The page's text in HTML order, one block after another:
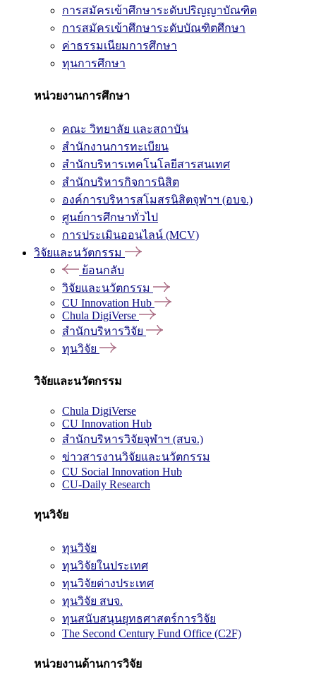
การสมัครเข้าศึกษาระดับปริญญาบัณฑิต
การสมัครเข้าศึกษาระดับบัณฑิตศึกษา
ค่าธรรมเนียมการศึกษา
ทุนการศึกษา
หน่วยงานการศึกษา
คณะ วิทยาลัย และสถาบัน
สำนักงานการทะเบียน
สำนักบริหารเทคโนโลยีสารสนเทศ
สำนักบริหารกิจการนิสิต
องค์การบริหารสโมสรนิสิตจุฬาฯ (อบจ.)
ศูนย์การศึกษาทั่วไป
การประเมินออนไลน์ (MCV)
วิจัยและนวัตกรรม
ย้อนกลับ
วิจัยและนวัตกรรม
CU Innovation Hub
Chula DigiVerse
สำนักบริหารวิจัย
ทุนวิจัย
วิจัยและนวัตกรรม
Chula DigiVerse
CU Innovation Hub
สำนักบริหารวิจัยจุฬาฯ (สบจ.)
ข่าวสารงานวิจัยและนวัตกรรม
CU Social Innovation Hub
CU-Daily Research
ทุนวิจัย
ทุนวิจัย
ทุนวิจัยในประเทศ
ทุนวิจัยต่างประเทศ
ทุนวิจัย สบจ.
ทุนสนับสนุนยุทธศาสตร์การวิจัย
The Second Century Fund Office (C2F)
หน่วยงานด้านการวิจัย